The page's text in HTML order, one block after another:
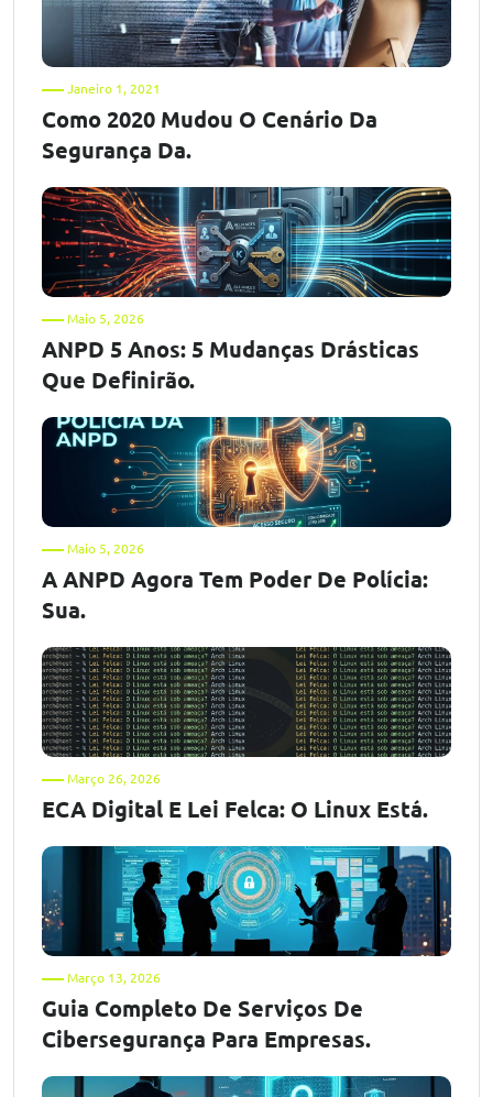
Janeiro 1, 2021
Como 2020 Mudou O Cenário Da
Segurança Da.
Maio 5, 2026
ANPD 5 Anos: 5 Mudanças Drásticas
Que Definirão.
Maio 5, 2026
A ANPD Agora Tem Poder De Polícia:
Sua.
Março 26, 2026
ECA Digital E Lei Felca: O Linux Está.
Março 13, 2026
Guia Completo De Serviços De
Cibersegurança Para Empresas.